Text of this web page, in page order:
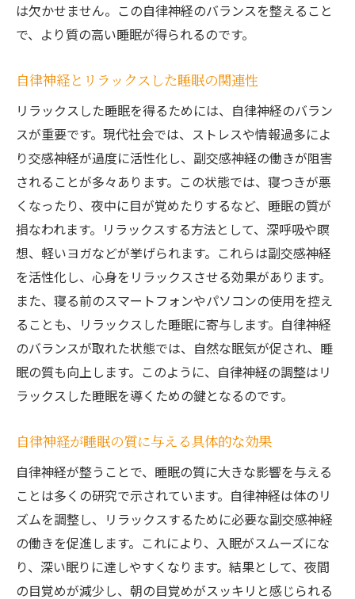
は欠かせません。この自律神経のバランスを整えること
で、より質の高い睡眠が得られるのです。
自律神経とリラックスした睡眠の関連性
リラックスした睡眠を得るためには、自律神経のバラン
スが重要です。現代社会では、ストレスや情報過多によ
り交感神経が過度に活性化し、副交感神経の働きが阻害
されることが多々あります。この状態では、寝つきが悪
くなったり、夜中に目が覚めたりするなど、睡眠の質が
損なわれます。リラックスする方法として、深呼吸や瞑
想、軽いヨガなどが挙げられます。これらは副交感神経
を活性化し、心身をリラックスさせる効果があります。
また、寝る前のスマートフォンやパソコンの使用を控え
ることも、リラックスした睡眠に寄与します。自律神経
のバランスが取れた状態では、自然な眠気が促され、睡
眠の質も向上します。このように、自律神経の調整はリ
ラックスした睡眠を導くための鍵となるのです。
自律神経が睡眠の質に与える具体的な効果
自律神経が整うことで、睡眠の質に大きな影響を与える
ことは多くの研究で示されています。自律神経は体のリ
ズムを調整し、リラックスするために必要な副交感神経
の働きを促進します。これにより、入眠がスムーズにな
り、深い眠りに達しやすくなります。結果として、夜間
の目覚めが減少し、朝の目覚めがスッキリと感じられる